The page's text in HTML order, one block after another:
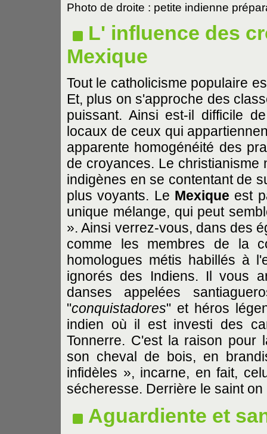
Photo de droite : petite indienne
L' influence des
Mexique
Tout le catholicisme populaire
Et, plus on s'approche des
puissant. Ainsi est-il difficile
locaux de ceux qui
apparente homogénéité des
de croyances. Le christianisme
indigènes en se contentant de
plus voyants. Le Mexique est
unique mélange, qui peut
». Ainsi verrez-vous, dans des
comme les membres de la
homologues métis habillés à
ignorés des Indiens. Il vous
danses appelées
"conquistadores" et héros
indien où il est investi des
Tonnerre. C'est la raison pour
son cheval de bois, en
infidèles », incarne, en fait,
sécheresse. Derrière le saint
Aguardiente et